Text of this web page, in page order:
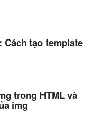
Cách tạo template
trong HTML và
img